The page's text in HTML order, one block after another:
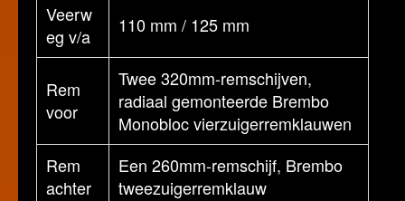
Veerw
eg v/a
110 mm / 125 mm
Rem
voor
Twee 320mm-remschijven,
radiaal gemonteerde Brembo
Monobloc vierzuigerremklauwen
Rem
achter
Een 260mm-remschijf, Brembo
tweezuigerremklauw